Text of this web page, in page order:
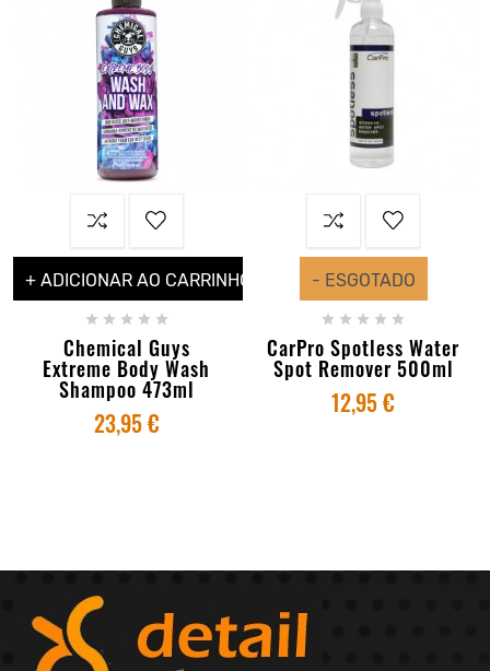
+ ADICIONAR AO CARRINHO
    
Chemical Guys
Extreme Body Wash
Shampoo 473ml
23,95 €
- ESGOTADO
    
CarPro Spotless Water
Spot Remover 500ml
12,95 €